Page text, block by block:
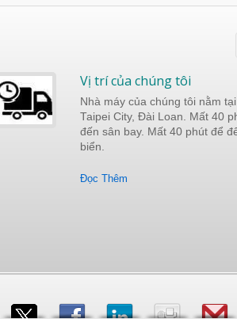
Vị trí của chúng tôi
Nhà máy của chúng tôi nằm
Taipei City, Đài Loan. Mất 40
đến sân bay. Mất 40 phút để
biển.
Đọc Thêm